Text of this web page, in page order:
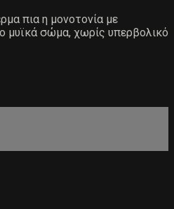
πια η μονοτονία με
μυϊκά σώμα, χωρίς υπερβολικό